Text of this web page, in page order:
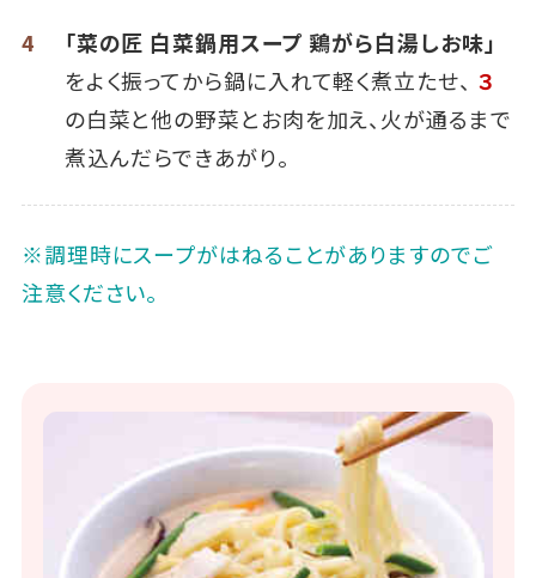
4
「菜の匠 白菜鍋用スープ 鶏がら白湯しお味」
をよく振ってから鍋に入れて軽く煮立たせ、 ３
の白菜と他の野菜とお肉を加え、火が通るまで
煮込んだらできあがり。
※調理時にスープがはねることがありますのでご
注意ください。